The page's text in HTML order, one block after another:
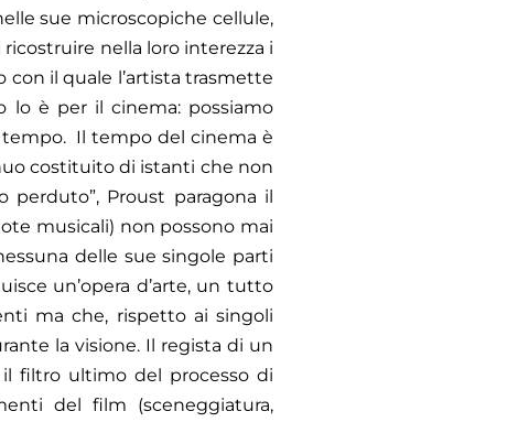
sue microscopiche cellule,
nella loro interezza i
il quale l’artista trasmette
lo è per il cinema: possiamo
Il tempo del cinema è
costituito di istanti che non
perduto”, Proust paragona il
musicali) non possono mai
delle sue singole parti
un’opera d’arte, un tutto
ma che, rispetto ai singoli
la visione. Il regista di un
filtro ultimo del processo di
del film (sceneggiatura,